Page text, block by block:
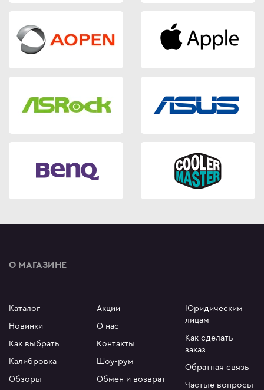
О МАГАЗИНЕ
Каталог
Новинки
Как выбрать
Калибровка
Обзоры
Акции
О нас
Контакты
Шоу-рум
Обмен и возврат
Юридическим
лицам
Как сделать
заказ
Обратная связь
Частые вопросы